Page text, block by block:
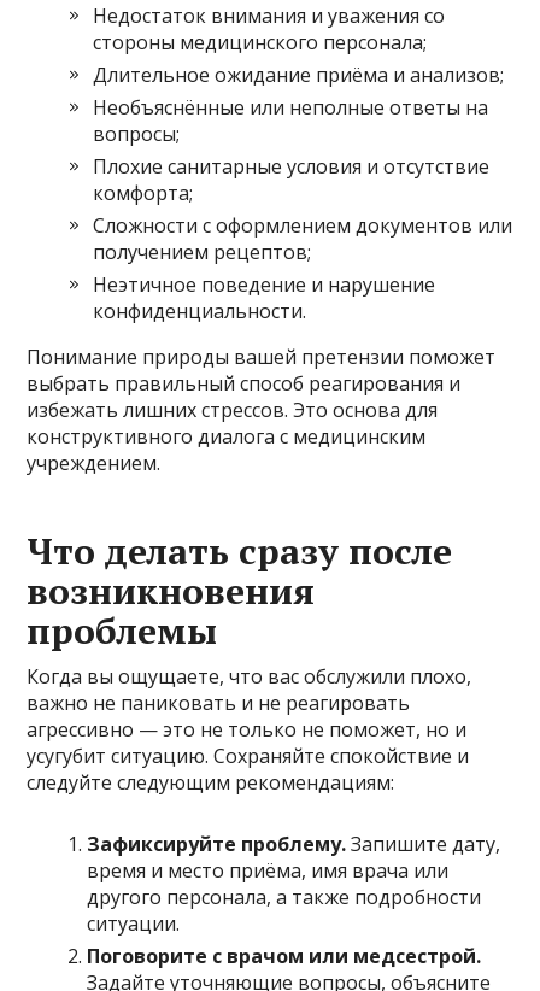
Недостаток внимания и уважения со
стороны медицинского персонала;
Длительное ожидание приёма и анализов;
Необъяснённые или неполные ответы на
вопросы;
Плохие санитарные условия и отсутствие
комфорта;
Сложности с оформлением документов или
получением рецептов;
Неэтичное поведение и нарушение
конфиденциальности.
Понимание природы вашей претензии поможет
выбрать правильный способ реагирования и
избежать лишних стрессов. Это основа для
конструктивного диалога с медицинским
учреждением.
Что делать сразу после
возникновения
проблемы
Когда вы ощущаете, что вас обслужили плохо,
важно не паниковать и не реагировать
агрессивно — это не только не поможет, но и
усугубит ситуацию. Сохраняйте спокойствие и
следуйте следующим рекомендациям:
Зафиксируйте проблему.Запишите дату,
время и место приёма, имя врача или
другого персонала, а также подробности
ситуации.
Поговорите с врачом или медсестрой.
Задайте уточняющие вопросы, объясните